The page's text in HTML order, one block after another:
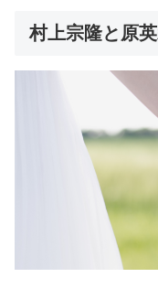
村上宗隆と原